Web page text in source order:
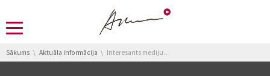
You are here:
Sākums Aktuāla informācija Interesants mediju projekts, kas ar mākslas palīdzību atspoguļo sabiedrībā aktuālus tematus